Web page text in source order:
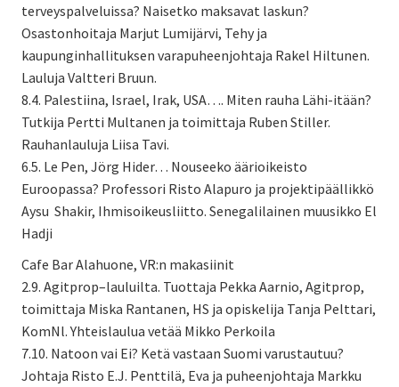
terveyspalveluissa? Naisetko maksavat laskun?
Osastonhoitaja Marjut Lumijärvi, Tehy ja
kaupunginhallituksen varapuheenjohtaja Rakel Hiltunen.
Lauluja Valtteri Bruun.
8.4. Palestiina, Israel, Irak, USA…. Miten rauha Lähi-itään?
Tutkija Pertti Multanen ja toimittaja Ruben Stiller.
Rauhanlauluja Liisa Tavi.
6.5. Le Pen, Jörg Hider… Nouseeko äärioikeisto
Euroopassa? Professori Risto Alapuro ja projektipäällikkö
Aysu Shakir, Ihmisoikeusliitto. Senegalilainen muusikko El
Hadji
Cafe Bar Alahuone, VR:n makasiinit
2.9. Agitprop–lauluilta. Tuottaja Pekka Aarnio, Agitprop,
toimittaja Miska Rantanen, HS ja opiskelija Tanja Pelttari,
KomNl. Yhteislaulua vetää Mikko Perkoila
7.10. Natoon vai Ei? Ketä vastaan Suomi varustautuu?
Johtaja Risto E.J. Penttilä, Eva ja puheenjohtaja Markku